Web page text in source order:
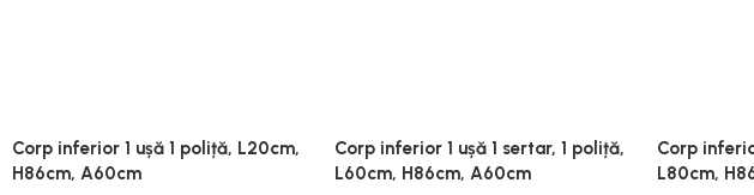
Corp inferior 1 ușă 1 poliță, L20cm,
H86cm, A60cm
Corp inferior 1 ușă 1 sertar, 1 poliță,
L60cm, H86cm, A60cm
Corp
L80cm,